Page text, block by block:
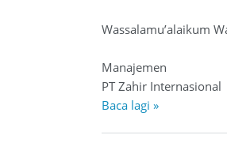
Wassalamu’alaikum
Manajemen
PT Zahir Internasional
Baca lagi »